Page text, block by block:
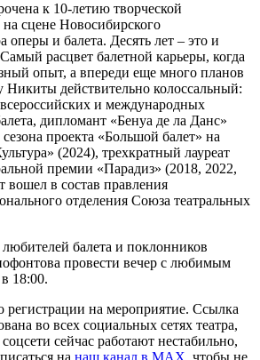
к 10-летию творческой
на сцене Новосибирского
оперы и балета. Десять лет – это и
расцвет балетной карьеры, когда
опыт, а впереди еще много планов
действительно колоссальный:
и международных
дипломант «Бенуа де ла Данс»
проекта «Большой балет» на
(2024), трехкратный лауреат
премии «Парадиз» (2018, 2022,
вошел в состав правления
отделения Союза театральных
балета и поклонников
провести вечер с любимым
18:00.
регистрации на мероприятие. Ссылка
во всех социальных сетях театра,
сейчас работают нестабильно,
на наш канал в MAX, чтобы не